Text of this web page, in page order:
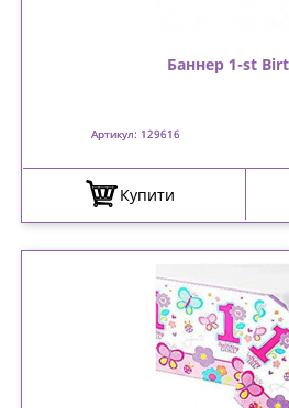
Баннер 1-st
Артикул: 129616
Купити